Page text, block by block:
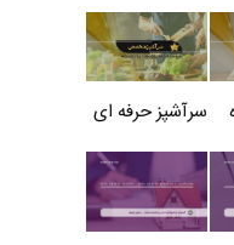
سرآشپز حرفه ای